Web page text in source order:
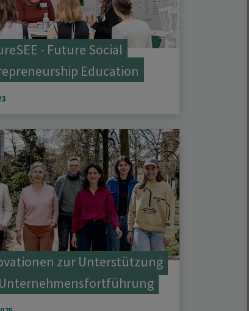
- Future Social
Education
zur Unterstützung
Unternehmensfortführung